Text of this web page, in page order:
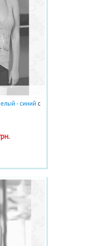
- синий с